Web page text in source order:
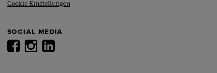
Cookie Einstellungen
SOCIAL MEDIA